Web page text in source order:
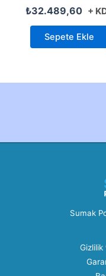
₺32.489,60 +
Sepete Ekle
Sumak
Gizlilik